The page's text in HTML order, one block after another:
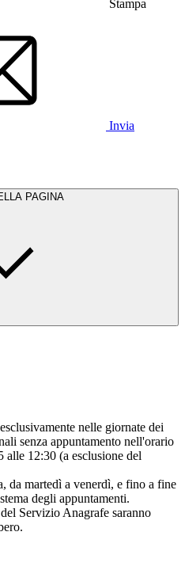
Stampa
Invia
PAGINA
nelle giornate dei
senza appuntamento nell'orario
12:30 (a esclusione del
da martedì a venerdì, e fino a fine
degli appuntamenti.
Servizio Anagrafe saranno